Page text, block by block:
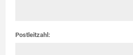
Postleitzahl: